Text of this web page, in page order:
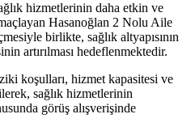
hizmetlerinin daha etkin ve
Hasanoğlan 2 Nolu Aile
birlikte, sağlık altyapısının
artırılması hedeflenmektedir.
koşulları, hizmet kapasitesi ve
sağlık hizmetlerinin
görüş alışverişinde